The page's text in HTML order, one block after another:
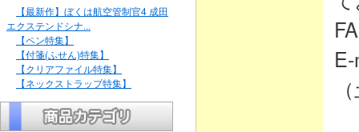
【最新作】ぼくは航空管制官4 成田
エクステンドシナ...
【ペン特集】
【付箋(ふせん)特集】
【クリアファイル特集】
【ネックストラップ特集】